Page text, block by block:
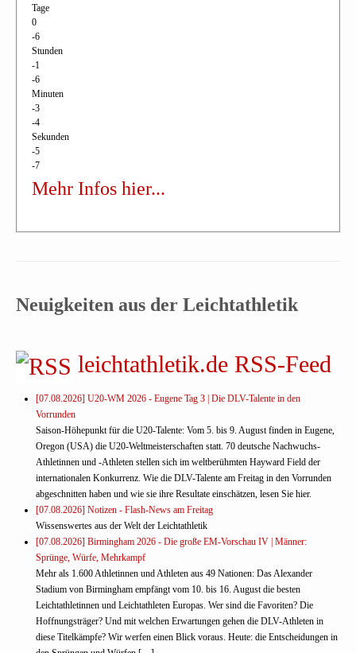
Tage
0
-6
Stunden
-1
-6
Minuten
-3
-4
Sekunden
-5
-7
Mehr Infos hier...
Neuigkeiten aus der Leichtathletik
leichtathletik.de RSS-Feed
[07.08.2026] U20-WM 2026 - Eugene Tag 3 | Die DLV-Talente in den
Vorrunden
Saison-Höhepunkt für die U20-Talente: Vom 5. bis 9. August finden in Eugene,
Oregon (USA) die U20-Weltmeisterschaften statt. 70 deutsche Nachwuchs-
Athletinnen und -Athleten stellen sich im weltberühmten Hayward Field der
internationalen Konkurrenz. Wie die DLV-Talente am Freitag in den Vorrunden
abgeschnitten haben und wie sie ihre Resultate einschätzen, lesen Sie hier.
[07.08.2026] Notizen - Flash-News am Freitag
Wissenswertes aus der Welt der Leichtathletik
[07.08.2026] Birmingham 2026 - Die große EM-Vorschau IV | Männer:
Sprünge, Würfe, Mehrkampf
Mehr als 1.600 Athletinnen und Athleten aus 49 Nationen: Das Alexander
Stadium von Birmingham empfängt vom 10. bis 16. August die besten
Leichtathletinnen und Leichtathleten Europas. Wer sind die Favoriten? Die
Hoffnungsträger? Und mit welchen Erwartungen gehen die DLV-Athleten in
diese Titelkämpfe? Wir werfen einen Blick voraus. Heute: die Entscheidungen in